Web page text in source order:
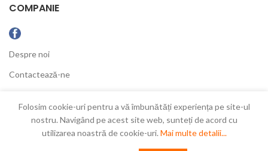
COMPANIE
Despre noi
Contactează-ne
Folosim cookie-uri pentru a vă îmbunătăți experiența pe site-ul
nostru. Navigând pe acest site web, sunteți de acord cu
utilizarea noastră de cookie-uri. Mai multe detalii...